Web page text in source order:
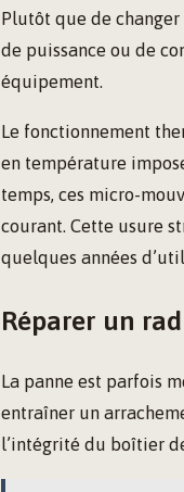
Plutôt que de
de puissance ou de
équipement.
Le fonctionnement
en température
temps, ces micro-
courant. Cette usure
quelques années
Réparer un
La panne est parfois
entraîner un
l’intégrité du boîtier